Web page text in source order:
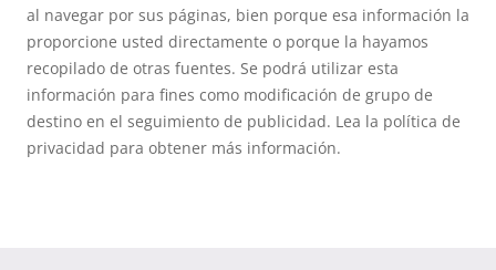
al navegar por sus páginas, bien porque esa información la
proporcione usted directamente o porque la hayamos
recopilado de otras fuentes. Se podrá utilizar esta
información para fines como modificación de grupo de
destino en el seguimiento de publicidad. Lea la política de
privacidad para obtener más información.